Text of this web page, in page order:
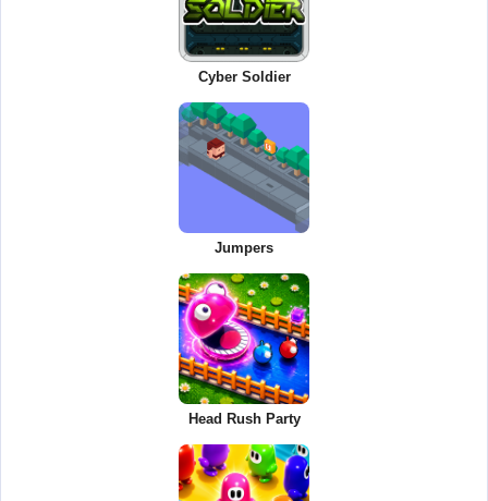
Cyber Soldier
Jumpers
Head Rush Party